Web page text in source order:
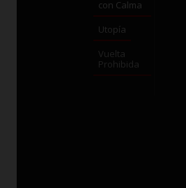
con Calma
Utopía
Vuelta
Prohibida